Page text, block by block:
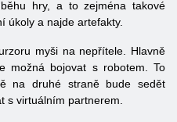
hry, a to zejména takové
úkoly a najde artefakty.
myši na nepřítele. Hlavně
možná bojovat s robotem. To
na druhé straně bude sedět
s virtuálním partnerem.